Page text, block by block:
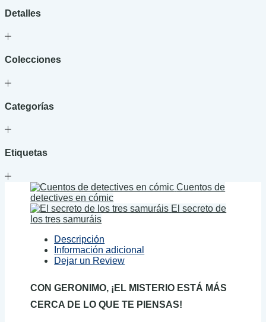
Detalles
Colecciones
Categorías
Etiquetas
Cuentos de
detectives en cómic
El secreto de
los tres samuráis
Descripción
Información adicional
Dejar un Review
CON GERONIMO, ¡EL MISTERIO ESTÁ MÁS
CERCA DE LO QUE TE PIENSAS!